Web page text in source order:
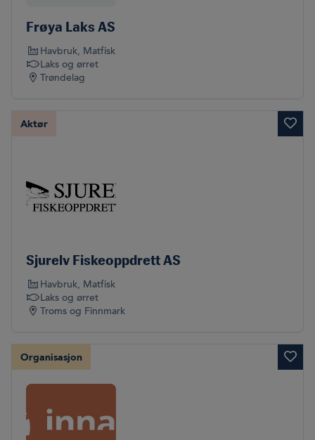
Frøya Laks AS
Havbruk, Matfisk
Laks og ørret
Trøndelag
Aktør
Sjurelv Fiskeoppdrett AS
Havbruk, Matfisk
Laks og ørret
Troms og Finnmark
Organisasjon